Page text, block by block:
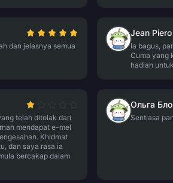
dan jelasnya semua
Jean Piero
Ia bagus,
Cuma yang
hadiah
telah ditolak dari
mendapat e-mel
Khidmat
dan saya rasa ia
bercakap dalam
Ольга
Sentiasa